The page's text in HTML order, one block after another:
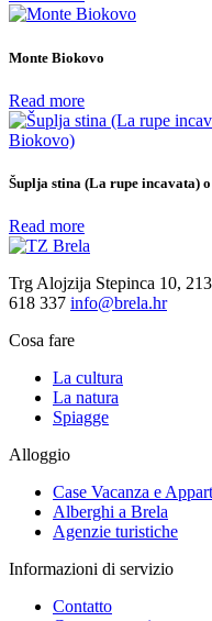
Monte Biokovo
Read more
Šuplja stina (La rupe incavata)
Read more
Trg Alojzija Stepinca 10,
618 337 info@brela.hr
Cosa fare
La cultura
La natura
Spiagge
Alloggio
Case Vacanza e
Alberghi a Brela
Agenzie turistiche
Informazioni di servizio
Contatto